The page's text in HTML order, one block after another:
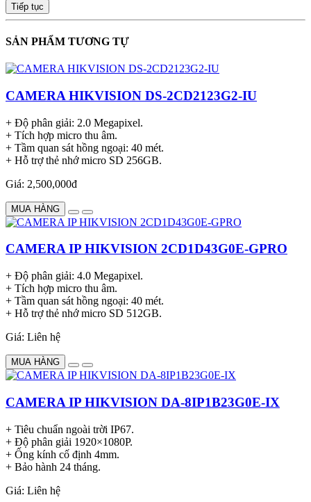
Tiếp tục
SẢN PHẨM TƯƠNG TỰ
CAMERA HIKVISION DS-2CD2123G2-IU
+ Độ phân giải: 2.0 Megapixel.
+ Tích hợp micro thu âm.
+ Tầm quan sát hồng ngoại: 40 mét.
+ Hỗ trợ thẻ nhớ micro SD 256GB.
Giá: 2,500,000đ
MUA HÀNG
CAMERA IP HIKVISION 2CD1D43G0E-GPRO
+ Độ phân giải: 4.0 Megapixel.
+ Tích hợp micro thu âm.
+ Tầm quan sát hồng ngoại: 40 mét.
+ Hỗ trợ thẻ nhớ micro SD 512GB.
Giá: Liên hệ
MUA HÀNG
CAMERA IP HIKVISION DA-8IP1B23G0E-IX
+ Tiêu chuẩn ngoài trời IP67.
+ Độ phân giải 1920×1080P.
+ Ống kính cố định 4mm.
+ Bảo hành 24 tháng.
Giá: Liên hệ